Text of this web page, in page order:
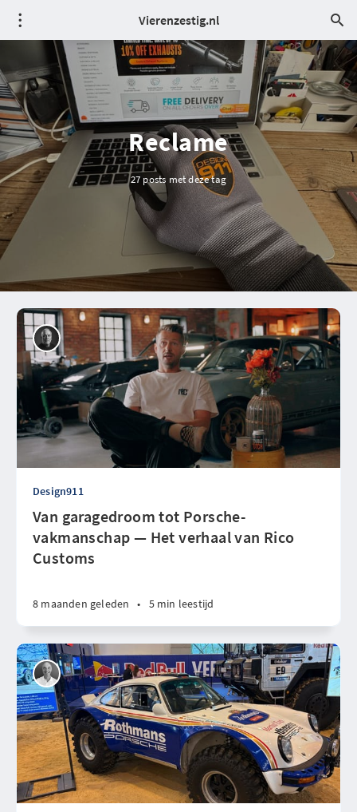
Vierenzestig.nl
Reclame
27 posts met deze tag
Design911
Van garagedroom tot Porsche-
vakmanschap — Het verhaal van Rico
Customs
8 maanden geleden • 5 min leestijd